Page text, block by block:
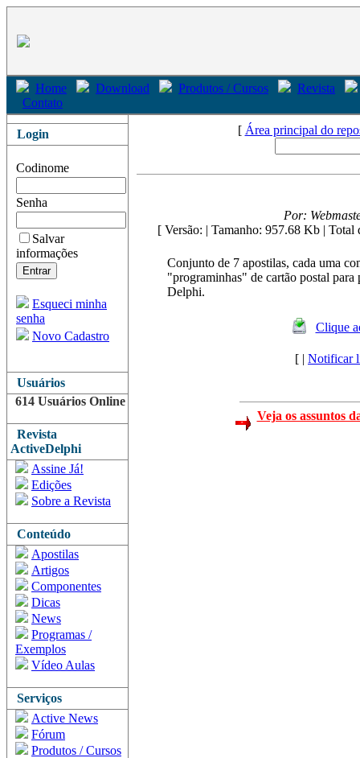
Home Download Produtos / Cursos
Revista
Contato
Login
Codinome
Senha
Salvar
informações
Esqueci minha
senha
Novo Cadastro
Usuários
614 Usuários Online
Revista
ActiveDelphi
Assine Já!
Edições
Sobre a Revista
Conteúdo
Apostilas
Artigos
Componentes
Dicas
News
Programas /
Exemplos
Vídeo Aulas
Serviços
Active News
Fórum
Produtos / Cursos
[ Área principal do
Por:
[ Versão: | Tamanho: 957.68 Kb| Total
Conjunto de 7 apostilas, cada uma
"programinhas" de cartão postal para
Delphi.
Clique
[ | Notificar
Veja os assuntos